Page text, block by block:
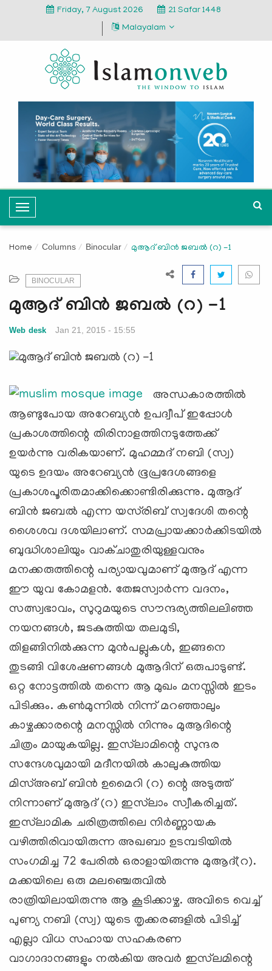
Friday, 7 August 2026
21 Safar 1448
Malayalam
T
o
g
N
a
v
g
i
o
n
Home Columns Binocular മുആദ് ബിന്‍ ജബല്‍ (റ) -1
BINOCULAR
മുആദ് ബിന്‍ ജബല്‍ (റ) -1
Web desk Jan 21, 2015 - 15:55
അന്ധകാരത്തില്‍
ആണ്ടുപോയ അറേബ്യന്‍ ഉപദ്വീപ് ഇപ്പോള്‍
പ്രകാശത്തിന്റെ തിരിനാളത്തിനടുത്തേക്ക്
ഉയര്‍ന്നു വരികയാണ്. മുഹമ്മദ് നബി (സ്വ)
യുടെ ഉദയം അറേബ്യന്‍ ഭൂപ്രദേശങ്ങളെ
പ്രകാശപൂരിതമാക്കിക്കൊണ്ടിരിക്കുന്നു. മുആദ്
ബിന്‍ ജബല്‍ എന്ന യസ്‌രിബ് സ്വദേശി തന്റെ
ശൈശവ ദശയിലാണ്. സമപ്രായക്കാര്‍ക്കിടയില്‍
ബുദ്ധിശാലിയും വാക്ചാതുരിയുള്ളവനും
മനക്കരുത്തിന്റെ പര്യായവുമാണ് മുആദ് എന്ന
ഈ യുവ കോമളന്‍. തേജസ്വാര്‍ന്ന വദനം,
സത്സ്വഭാവം, സുറുമയുടെ സൗന്ദര്യത്തിലലിഞ്ഞ
നയനങ്ങള്‍, ജടകുത്തിയ തലമുടി,
തിളങ്ങിനില്‍ക്കുന്ന മുന്‍പല്ലുകള്‍, ഇങ്ങനെ
തുടങ്ങി വിശേഷണങ്ങള്‍ മുആദിന് ഒരുപാടുണ്ട്.
ഒറ്റ നോട്ടത്തില്‍ തന്നെ ആ മുഖം മനസ്സില്‍ ഇടം
പിടിക്കും. കണ്‍മുന്നില്‍ നിന്ന് മറഞ്ഞാലും
കാഴ്ചക്കാരന്റെ മനസ്സില്‍ നിന്നും മുആദിന്റെ
ചിത്രം മായുകയില്ല. ഇസ്‍ലാമിന്റെ സുന്ദര
സന്ദേശവുമായി മദീനയില്‍ കാലുകുത്തിയ
മിസ്അബ് ബിന്‍ ഉമൈറി (റ) ന്റെ അടുത്ത്
നിന്നാണ് മുആദ് (റ) ഇസ്‍ലാം സ്വീകരിച്ചത്.
ഇസ്‍ലാമിക ചരിത്രത്തിലെ നിര്‍ണ്ണായക
വഴിത്തിരിവായിരുന്ന അഖബാ ഉടമ്പടിയില്‍
സംഗമിച്ച 72 പേരില്‍ ഒരാളായിരുന്നു മുആദ്(റ).
മക്കയിലെ ഒരു മലഞ്ചെരുവില്‍
രാത്രിയിലായിരുന്നു ആ കൂടിക്കാഴ്ച. അവിടെ വെച്ച്
പുണ്യ നബി (സ്വ) യുടെ തൃക്കരങ്ങളില്‍ പിടിച്ച്
എല്ലാ വിധ സഹായ സഹകരണ
വാഗാദാനങ്ങളും നല്‍കിയ അവര്‍ ഇസ്‍ലമിന്റെ